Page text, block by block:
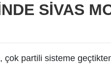
SİVAS
çok partili sisteme